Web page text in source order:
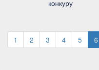
конкуру
1 2 3 4 5 6